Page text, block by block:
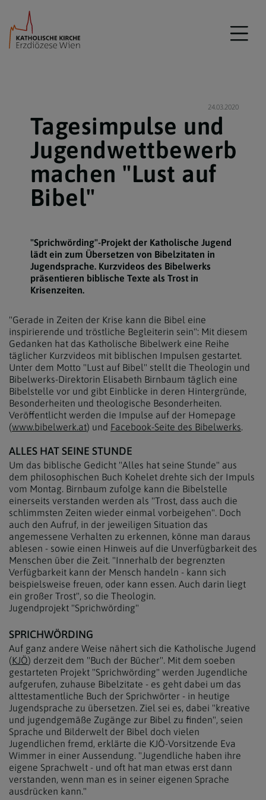
24.03.2020
Tagesimpulse und
Jugendwettbewerb
machen "Lust auf
Bibel"
"Sprichwörding"-Projekt der Katholische Jugend
lädt ein zum Übersetzen von Bibelzitaten in
Jugendsprache. Kurzvideos des Bibelwerks
präsentieren biblische Texte als Trost in
Krisenzeiten.
"Gerade in Zeiten der Krise kann die Bibel eine
inspirierende und tröstliche Begleiterin sein": Mit diesem
Gedanken hat das Katholische Bibelwerk eine Reihe
täglicher Kurzvideos mit biblischen Impulsen gestartet.
Unter dem Motto "Lust auf Bibel" stellt die Theologin und
Bibelwerks-Direktorin Elisabeth Birnbaum täglich eine
Bibelstelle vor und gibt Einblicke in deren Hintergründe,
Besonderheiten und theologische Besonderheiten.
Veröffentlicht werden die Impulse auf der Homepage
(www.bibelwerk.at) und Facebook-Seite des Bibelwerks.
ALLES HAT SEINE STUNDE
Um das biblische Gedicht "Alles hat seine Stunde" aus
dem philosophischen Buch Kohelet drehte sich der Impuls
vom Montag. Birnbaum zufolge kann die Bibelstelle
einerseits verstanden werden als "Trost, dass auch die
schlimmsten Zeiten wieder einmal vorbeigehen". Doch
auch den Aufruf, in der jeweiligen Situation das
angemessene Verhalten zu erkennen, könne man daraus
ablesen - sowie einen Hinweis auf die Unverfügbarkeit des
Menschen über die Zeit. "Innerhalb der begrenzten
Verfügbarkeit kann der Mensch handeln - kann sich
beispielsweise freuen, oder kann essen. Auch darin liegt
ein großer Trost", so die Theologin.
Jugendprojekt "Sprichwörding"
SPRICHWÖRDING
Auf ganz andere Weise nähert sich die Katholische Jugend
(KJÖ) derzeit dem "Buch der Bücher". Mit dem soeben
gestarteten Projekt "Sprichwörding" werden Jugendliche
aufgerufen, zuhause Bibelzitate - es geht dabei um das
alttestamentliche Buch der Sprichwörter - in heutige
Jugendsprache zu übersetzen. Ziel sei es, dabei "kreative
und jugendgemäße Zugänge zur Bibel zu finden", seien
Sprache und Bilderwelt der Bibel doch vielen
Jugendlichen fremd, erklärte die KJÖ-Vorsitzende Eva
Wimmer in einer Aussendung. "Jugendliche haben ihre
eigene Sprachwelt - und oft hat man etwas erst dann
verstanden, wenn man es in seiner eigenen Sprache
ausdrücken kann."